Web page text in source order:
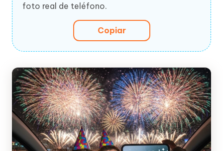
foto real de teléfono.
Copiar